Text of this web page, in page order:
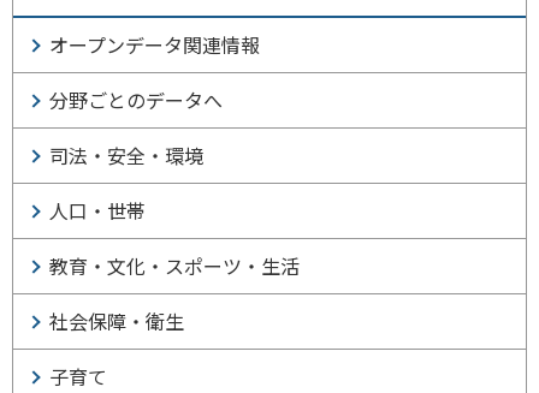
オープンデータ関連情報
分野ごとのデータへ
司法・安全・環境
人口・世帯
教育・文化・スポーツ・生活
社会保障・衛生
子育て